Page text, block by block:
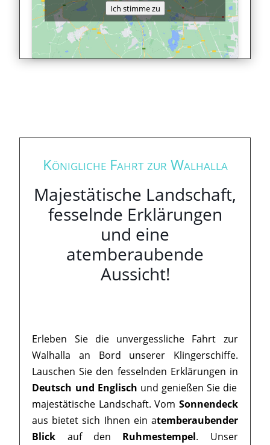
Ich stimme zu
Königliche Fahrt zur Walhalla
Majestätische Landschaft,
fesselnde Erklärungen
und eine
atemberaubende
Aussicht!
Erleben Sie die unvergessliche Fahrt zur
Walhalla an Bord unserer Klingerschiffe.
Lauschen Sie den fesselnden Erklärungen in
Deutsch und Englisch und genießen Sie die
majestätische Landschaft. Vom Sonnendeck
aus bietet sich Ihnen ein atemberaubender
Blick auf den Ruhmestempel. Unser